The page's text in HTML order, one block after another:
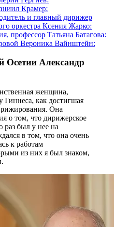
Крамер:
и главный дирижер
оркестра Ксения Жарко:
профессор Татьяна Батагова:
Вероника Вайнштейн:
Осетии Александр
женщина,
Гиннеса, как достигшая
Она
о том, что дирижерское
раз был у нее на
в том, что она очень
к работам
из них я был знаком,